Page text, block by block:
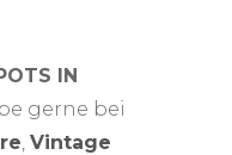
IN
gerne bei
Vintage